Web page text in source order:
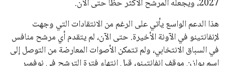
خالد فؤاد 18 يوليو 2026
القائمة البريدية